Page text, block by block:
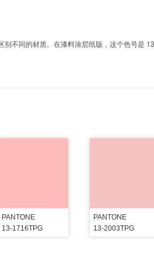
不同的材质。在漆料涂层纸版，这个色号是
PANTONE
13-1716TPG
PANTONE
13-2003TPG